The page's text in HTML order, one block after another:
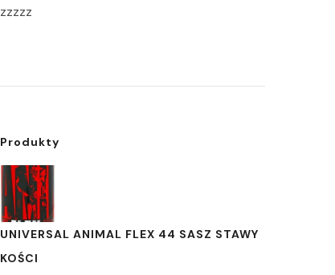
zzzzz
Produkty
UNIVERSAL ANIMAL FLEX 44 SASZ STAWY
KOŚCI